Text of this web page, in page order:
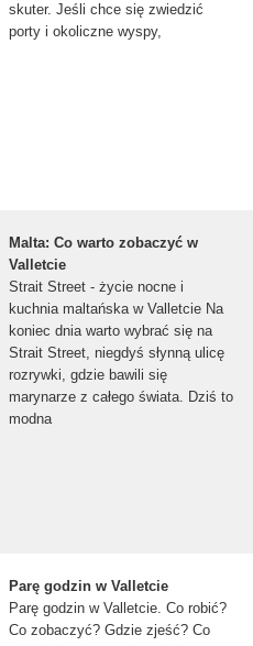
skuter. Jeśli chce się zwiedzić
porty i okoliczne wyspy,
Malta: Co warto zobaczyć w
Valletcie
Strait Street - życie nocne i
kuchnia maltańska w Valletcie Na
koniec dnia warto wybrać się na
Strait Street, niegdyś słynną ulicę
rozrywki, gdzie bawili się
marynarze z całego świata. Dziś to
modna
Parę godzin w Valletcie
Parę godzin w Valletcie. Co robić?
Co zobaczyć? Gdzie zjeść? Co